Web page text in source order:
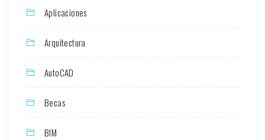
Aplicaciones
Arquitectura
AutoCAD
Becas
BIM